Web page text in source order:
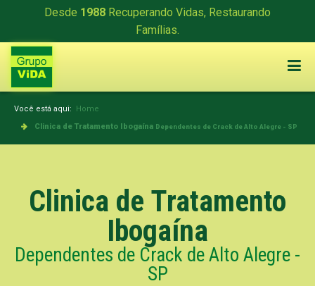
Desde 1988 Recuperando Vidas, Restaurando
Famílias.
Você está aqui: Home
Clinica de Tratamento Ibogaína Dependentes de Crack de Alto Alegre - SP
Clinica de Tratamento
Ibogaína
Dependentes de Crack de Alto Alegre -
SP